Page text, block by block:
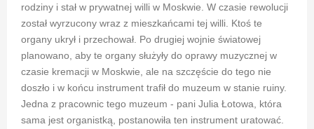
rodziny i stał w prywatnej willi w Moskwie. W czasie rewolucji
został wyrzucony wraz z mieszkańcami tej willi. Ktoś te
organy ukrył i przechował. Po drugiej wojnie światowej
planowano, aby te organy służyły do oprawy muzycznej w
czasie kremacji w Moskwie, ale na szczęście do tego nie
doszło i w końcu instrument trafił do muzeum w stanie ruiny.
Jedna z pracownic tego muzeum - pani Julia Łotowa, która
sama jest organistką, postanowiła ten instrument uratować.